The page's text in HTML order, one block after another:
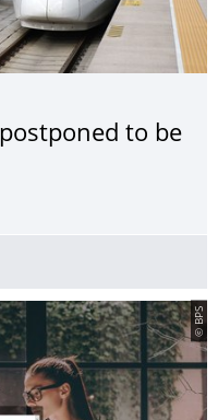
to be
postponed to be scheduled
© BPS